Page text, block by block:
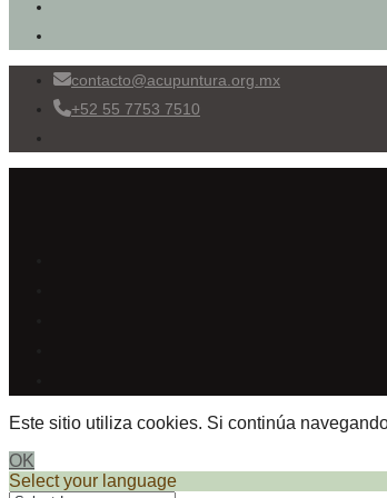
contacto@acupuntura.org.mx
+52 55 7753 7510
Este sitio utiliza cookies. Si continúa
OK
Select your language